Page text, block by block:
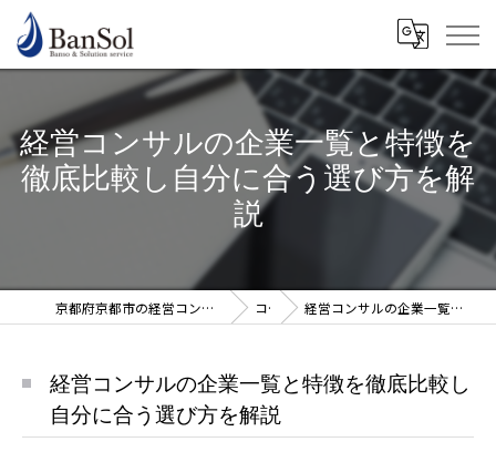
経営コンサルの企業一覧と特徴を
徹底比較し自分に合う選び方を解
説
京都府京都市の経営コンサルならBanSol 谷口純一公認会計士事務所 コラム 経営コンサルの企業一覧と特徴を徹底比較し自分に合う選び方を解説
経営コンサルの企業一覧と特徴を徹底比較し
自分に合う選び方を解説